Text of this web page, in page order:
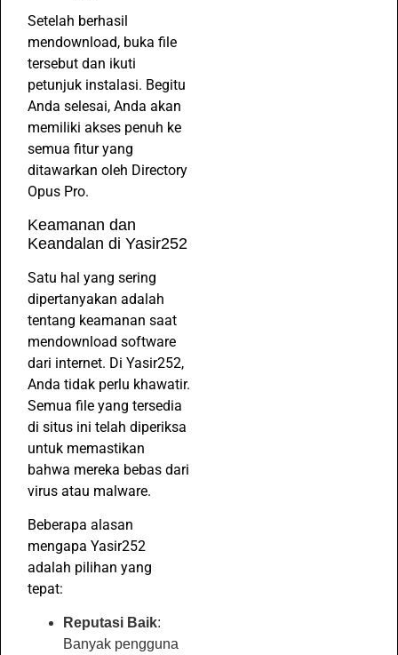
Setelah berhasil
mendownload, buka file
tersebut dan ikuti
petunjuk instalasi. Begitu
Anda selesai, Anda akan
memiliki akses penuh ke
semua fitur yang
ditawarkan oleh Directory
Opus Pro.
Keamanan dan
Keandalan di Yasir252
Satu hal yang sering
dipertanyakan adalah
tentang keamanan saat
mendownload software
dari internet. Di Yasir252,
Anda tidak perlu khawatir.
Semua file yang tersedia
di situs ini telah diperiksa
untuk memastikan
bahwa mereka bebas dari
virus atau malware.
Beberapa alasan
mengapa Yasir252
adalah pilihan yang
tepat:
Reputasi Baik:
Banyak pengguna